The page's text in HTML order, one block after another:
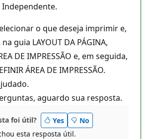
o que deseja imprimir e,
guia LAYOUT DA PÁGINA,
DE IMPRESSÃO e, em seguida,
ÁREA DE IMPRESSÃO.
aguardo sua resposta.
foi útil? Yes
No
esta resposta útil.